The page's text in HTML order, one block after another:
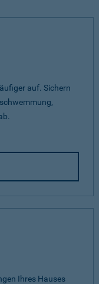
auf. Sichern
Ihres Hauses